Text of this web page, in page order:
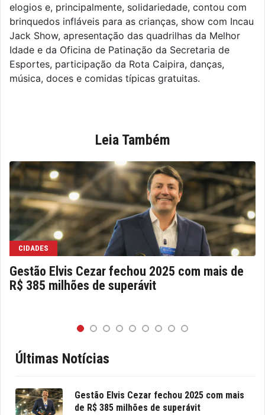
elogios e, principalmente, solidariedade, contou com
brinquedos infláveis para as crianças, show com Incau
Jack Show, apresentação das quadrilhas da Melhor
Idade e da Oficina de Patinação da Secretaria de
Esportes, participação da Rota Caipira, danças,
música, doces e comidas típicas gratuitas.
Leia Também
CIDADES
Gestão Elvis Cezar fechou 2025 com mais de
R$ 385 milhões de superávit
Últimas Notícias
Gestão Elvis Cezar fechou 2025 com mais
de R$ 385 milhões de superávit